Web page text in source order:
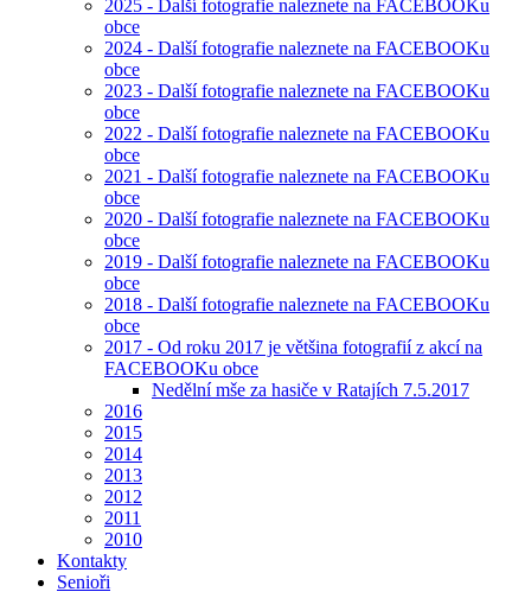
2025 - Další fotografie naleznete na FACEBOOKu
obce
2024 - Další fotografie naleznete na FACEBOOKu
obce
2023 - Další fotografie naleznete na FACEBOOKu
obce
2022 - Další fotografie naleznete na FACEBOOKu
obce
2021 - Další fotografie naleznete na FACEBOOKu
obce
2020 - Další fotografie naleznete na FACEBOOKu
obce
2019 - Další fotografie naleznete na FACEBOOKu
obce
2018 - Další fotografie naleznete na FACEBOOKu
obce
2017 - Od roku 2017 je většina fotografií z akcí na
FACEBOOKu obce
Nedělní mše za hasiče v Ratajích 7.5.2017
2016
2015
2014
2013
2012
2011
2010
Kontakty
Senioři